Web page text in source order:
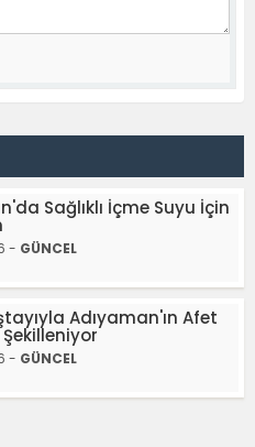
Sağlıklı İçme Suyu İçin
- GÜNCEL
Adıyaman'ın Afet
- GÜNCEL